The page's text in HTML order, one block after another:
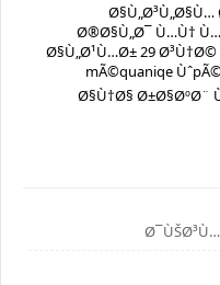
Ø®Ø§Ù„Ø¯ Ù…Ù†
Ø§Ù„Ø¹Ù…Ø± 29
mÃ©quaniqe
Ø§Ù†Ø§ Ø±Ø§ØºØ¨